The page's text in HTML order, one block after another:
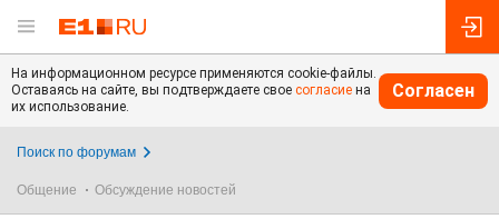
На информационном ресурсе применяются cookie-файлы.
Оставаясь на сайте, вы подтверждаете свое согласие на
их использование.
Согласен
Поиск по форумам
Общение Обсуждение новостей